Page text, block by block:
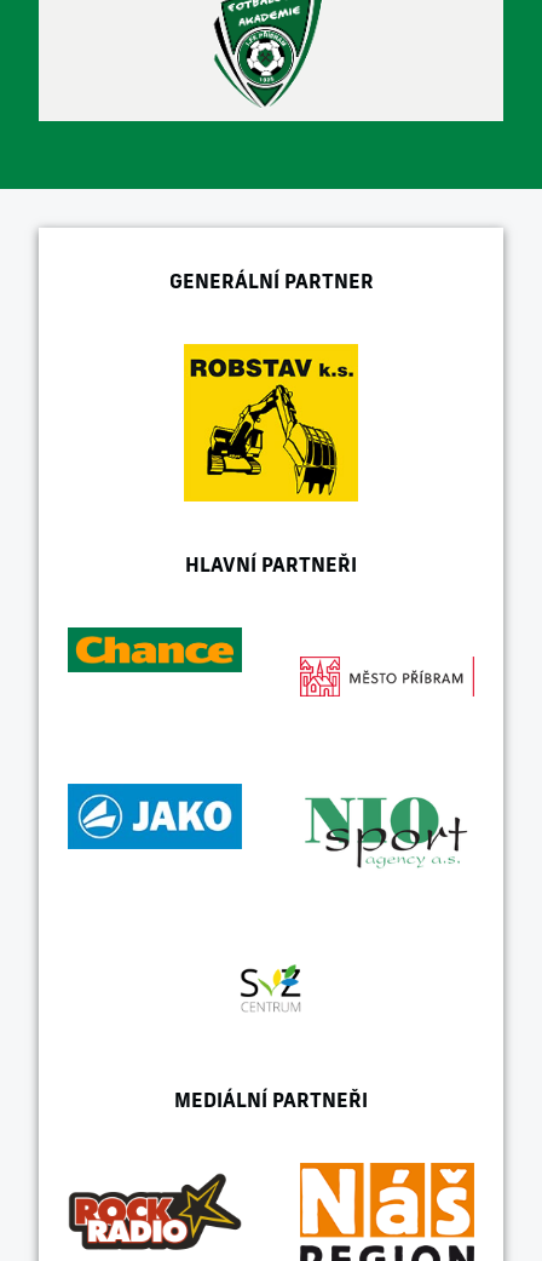
GENERÁLNÍ PARTNER
HLAVNÍ PARTNEŘI
MEDIÁLNÍ PARTNEŘI